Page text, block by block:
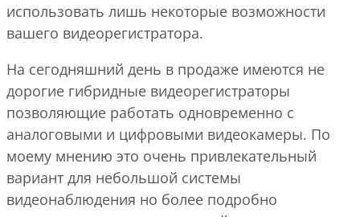
использовать лишь некоторые возможности
вашего видеорегистратора.
На сегодняшний день в продаже имеются не
дорогие гибридные видеорегистраторы
позволяющие работать одновременно с
аналоговыми и цифровыми видеокамеры. По
моему мнению это очень привлекательный
вариант для небольшой системы
видеонаблюдения но более подробно